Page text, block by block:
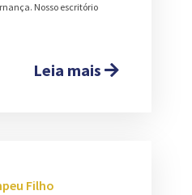
Nosso escritório
Leia mais
Filho